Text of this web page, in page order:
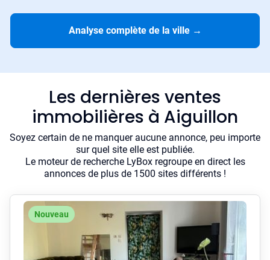
Analyse complète de la ville →
Les dernières ventes
immobilières à Aiguillon
Soyez certain de ne manquer aucune annonce, peu importe
sur quel site elle est publiée.
Le moteur de recherche LyBox regroupe en direct les
annonces de plus de 1500 sites différents !
Nouveau